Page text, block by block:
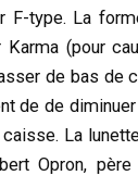
F-type. La
Karma (pour
de bas de
de de
La
Opron,